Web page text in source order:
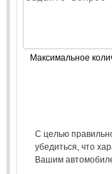
Максимальное
С целью
убедиться, что
Вашим